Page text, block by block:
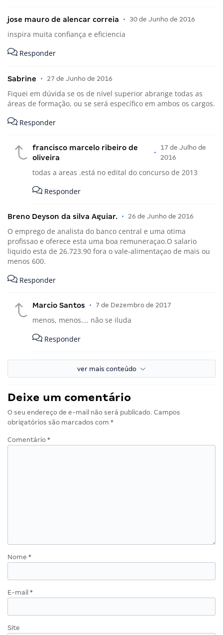
jose mauro de alencar correia • 30 de Junho de 2016
inspira muita confiança e eficiencia
Responder
Sabrine • 27 de Junho de 2016
Fiquei em dúvida se os de nível superior abrange todas as
áreas de formação, ou se será específico em ambos os cargos.
Responder
francisco marcelo ribeiro de
oliveira
•
17 de Julho de
2016
todas a areas .está no edital do concurso de 2013
Responder
Breno Deyson da silva Aguiar. • 26 de Junho de 2016
O emprego de analista do banco central e uma otima
profissao e oferece esta uma boa remuneraçao.O salario
liquido esta de 26.723.90 fora o vale-alimentaçao de mais ou
menos 600.
Responder
Marcio Santos • 7 de Dezembro de 2017
menos, menos…. não se iluda
Responder
ver mais conteúdo
Deixe um comentário
O seu endereço de e-mail não será publicado. Campos
obrigatórios são marcados com *
Comentário *
Nome *
E-mail *
Site